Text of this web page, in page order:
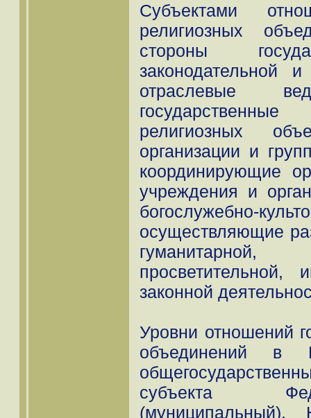
Субъектами
религиозных
стороны
законодательной
отраслевые
религиозных
организации и
координирующие
учреждения и
богослужебно-
осуществляющие
законной
Уровни отношений
объединений в
субъекта